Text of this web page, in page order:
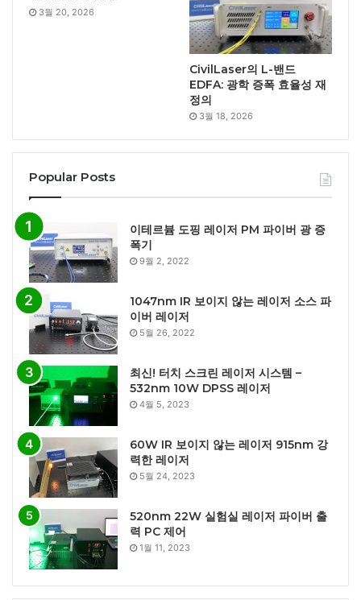
3월 20, 2026
CivilLaser의 L-밴드
EDFA: 광학 증폭 효율성 재
정의
3월 18, 2026
Popular Posts
이테르븀 도핑 레이저 PM 파이버 광 증
폭기
9월 2, 2022
1047nm IR 보이지 않는 레이저 소스 파
이버 레이저
5월 26, 2022
최신! 터치 스크린 레이저 시스템 –
532nm 10W DPSS 레이저
4월 5, 2023
60W IR 보이지 않는 레이저 915nm 강
력한 레이저
5월 24, 2023
520nm 22W 실험실 레이저 파이버 출
력 PC 제어
1월 11, 2023